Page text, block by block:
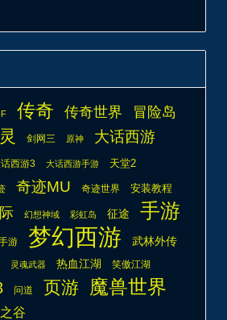
传奇 传奇世界 冒险岛
剑网三 原神 大话西游
西游3 大话西游手游 天堂2
奇迹MU 奇迹世界 安装教程
幻想神域 彩虹岛 征途 手游
游 梦幻西游
武林外传
灵魂武器 热血江湖 笑傲江湖
问道 页游 魔兽世界
谷